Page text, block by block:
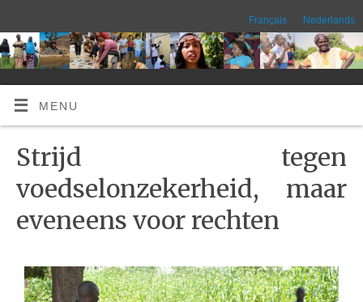
Français Nederlands
MENU
Strijd tegen
voedselonzekerheid, maar
eveneens voor rechten